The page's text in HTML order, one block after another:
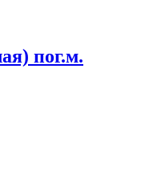
пог.м.